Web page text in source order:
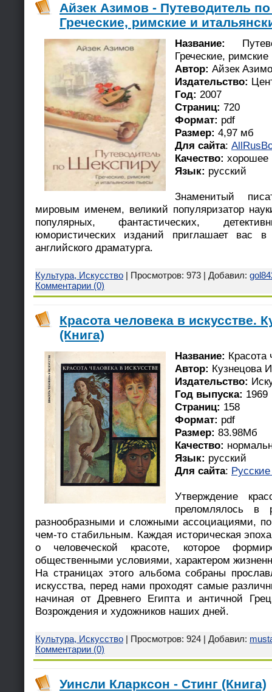
Айзек Азимов - Путеводитель
Греческие, римские и
Название:
Греческие,
Автор: Айзек
Издательство:
Год: 2007
Страниц: 720
Формат: pdf
Размер: 4,97 мб
Для сайта:
Качество: хорошее
Язык: русский
Знаменитый
мировым именем, великий популяризатор
популярных, фантастических,
юмористических изданий приглашает вас в
английского драматурга.
Культура, Искусство | Просмотров: 973 | Добавил:
Комментарии (0)
Красота человека в искусстве.
(Книга)
Название: Красота
Автор: Кузнецова
Издательство:
Год выпуска: 1969
Страниц: 158
Формат: pdf
Размер: 83.98Мб
Качество:
Язык: русский
Для сайта: Русские
Утверждение
преломлялось в
разнообразными и сложными ассоциациями,
чем-то стабильным. Каждая историческая
о человеческой красоте, которое
общественными условиями, характером
На страницах этого альбома собраны
искусства, перед нами проходят самые
начиная от Древнего Египта и античной
Возрождения и художников наших дней.
Культура, Искусство | Просмотров: 924 | Добавил:
Комментарии (0)
Уинсли Кларксон - Стинг (Книга)